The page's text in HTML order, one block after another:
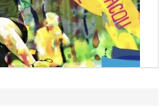
di Tiziano Pesce al CN Uisp